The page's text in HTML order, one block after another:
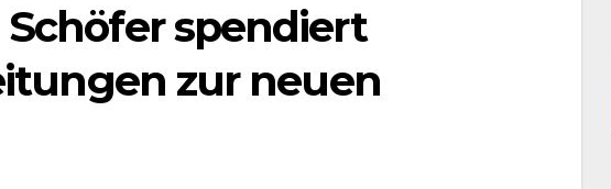
Schöfer spendiert
zur neuen